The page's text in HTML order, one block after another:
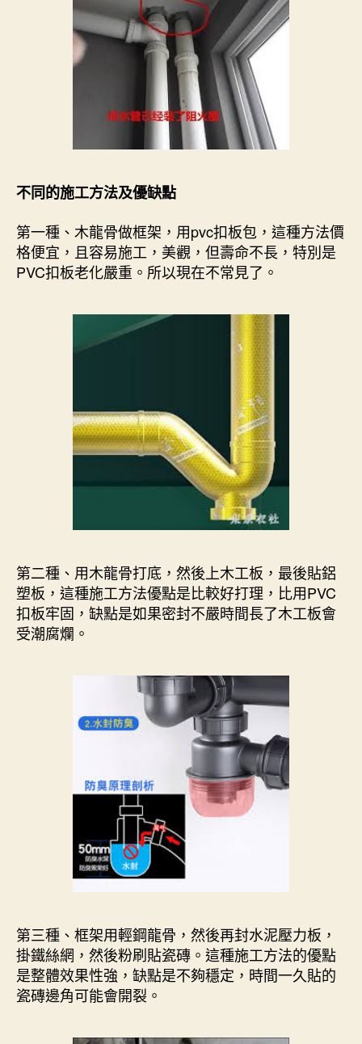
不同的施工方法及優缺點
第一種、木龍骨做框架，用pvc扣板包，這種方法價
格便宜，且容易施工，美觀，但壽命不長，特別是
PVC扣板老化嚴重。所以現在不常見了。
第二種、用木龍骨打底，然後上木工板，最後貼鋁
塑板，這種施工方法優點是比較好打理，比用PVC
扣板牢固，缺點是如果密封不嚴時間長了木工板會
受潮腐爛。
第三種、框架用輕鋼龍骨，然後再封水泥壓力板，
掛鐵絲網，然後粉刷貼瓷磚。這種施工方法的優點
是整體效果性強，缺點是不夠穩定，時間一久貼的
瓷磚邊角可能會開裂。